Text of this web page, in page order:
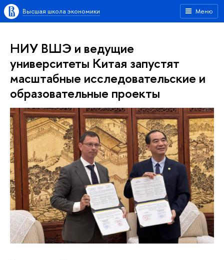
Меню
Высшая школа экономики
НИУ ВШЭ и ведущие
университеты Китая запустят
масштабные исследовательские и
образовательные проекты